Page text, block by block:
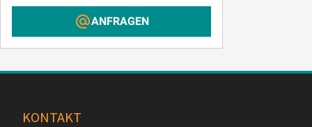
ANFRAGEN
KONTAKT